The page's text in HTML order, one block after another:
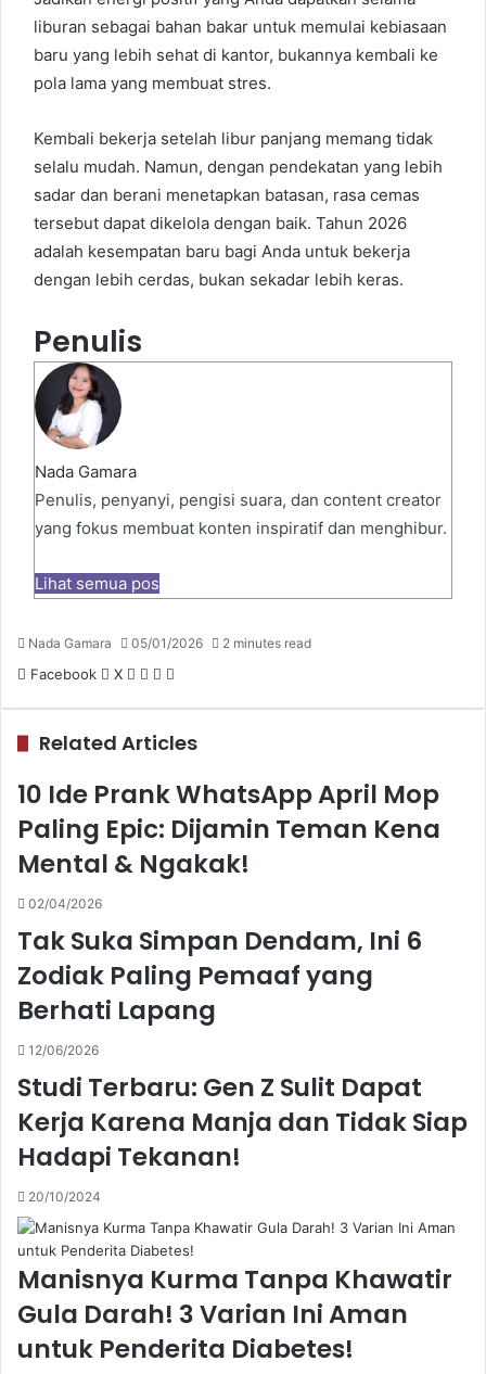
liburan sebagai bahan bakar untuk memulai kebiasaan
baru yang lebih sehat di kantor, bukannya kembali ke
pola lama yang membuat stres.
Kembali bekerja setelah libur panjang memang tidak
selalu mudah. Namun, dengan pendekatan yang lebih
sadar dan berani menetapkan batasan, rasa cemas
tersebut dapat dikelola dengan baik. Tahun 2026
adalah kesempatan baru bagi Anda untuk bekerja
dengan lebih cerdas, bukan sekadar lebih keras.
Penulis
Nada Gamara
Penulis, penyanyi, pengisi suara, dan content creator
yang fokus membuat konten inspiratif dan menghibur.
Lihat semua pos
Nada Gamara 05/01/2026 2 minutes read
Facebook X Pinterest
WhatsApp
Share
Related Articles
10 Ide Prank WhatsApp April Mop
Paling Epic: Dijamin Teman Kena
Mental & Ngakak!
02/04/2026
Tak Suka Simpan Dendam, Ini 6
Zodiak Paling Pemaaf yang
Berhati Lapang
12/06/2026
Studi Terbaru: Gen Z Sulit Dapat
Kerja Karena Manja dan Tidak Siap
Hadapi Tekanan!
20/10/2024
Manisnya Kurma Tanpa Khawatir
Gula Darah! 3 Varian Ini Aman
untuk Penderita Diabetes!